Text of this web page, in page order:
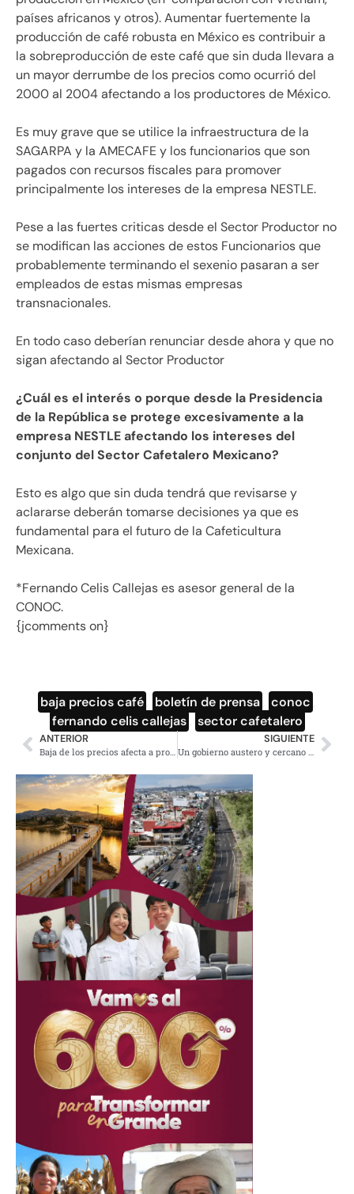
países africanos y otros). Aumentar fuertemente la
producción de café robusta en México es contribuir a
la sobreproducción de este café que sin duda llevara a
un mayor derrumbe de los precios como ocurrió del
2000 al 2004 afectando a los productores de México.
Es muy grave que se utilice la infraestructura de la
SAGARPA y la AMECAFE y los funcionarios que son
pagados con recursos fiscales para promover
principalmente los intereses de la empresa NESTLE.
Pese a las fuertes criticas desde el Sector Productor no
se modifican las acciones de estos Funcionarios que
probablemente terminando el sexenio pasaran a ser
empleados de estas mismas empresas
transnacionales.
En todo caso deberían renunciar desde ahora y que no
sigan afectando al Sector Productor
¿Cuál es el interés o porque desde la Presidencia
de la República se protege excesivamente a la
empresa NESTLE afectando los intereses del
conjunto del Sector Cafetalero Mexicano?
Esto es algo que sin duda tendrá que revisarse y
aclararse deberán tomarse decisiones ya que es
fundamental para el futuro de la Cafeticultura
Mexicana.
*Fernando Celis Callejas es asesor general de la
CONOC.
{jcomments on}
baja precios café boletín de prensa conoc
fernando celis callejas
sector cafetalero
ANTERIOR SIGUIENTE